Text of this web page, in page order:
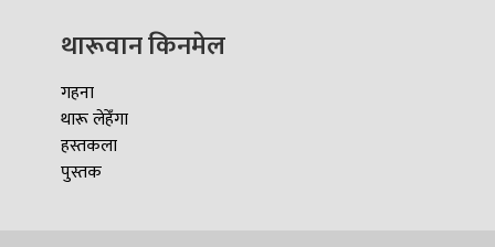
थारूवान किनमेल
गहना
थारू लेहेँगा
हस्तकला
पुस्तक